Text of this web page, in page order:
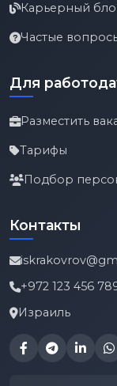
Карьерный
Частые
Для
Разместить
Тарифы
Подбор
Контакты
+972 123 456
Израиль